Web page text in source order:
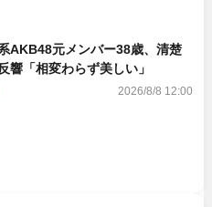
AKB48元メンバー38歳、清楚
響「相変わらず美しい」
2026/8/8 12:00